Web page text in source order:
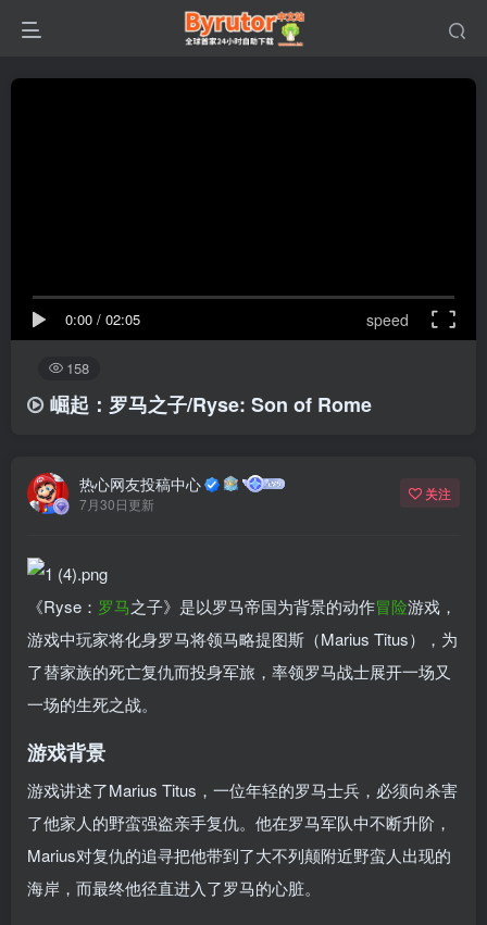
0:00 / 02:05 speed
158
崛起：罗马之子/Ryse: Son of Rome
热心网友投稿中心
7月30日更新
关注
《Ryse： 罗马之子》是以罗马帝国为背景的动作冒险游戏，
游戏中玩家将化身罗马将领马略提图斯（Marius Titus），为
了替家族的死亡复仇而投身军旅，率领罗马战士展开一场又
一场的生死之战。
游戏背景
游戏讲述了Marius Titus，一位年轻的罗马士兵，必须向杀害
了他家人的野蛮强盗亲手复仇。他在罗马军队中不断升阶，
Marius对复仇的追寻把他带到了大不列颠附近野蛮人出现的
海岸，而最终他径直进入了罗马的心脏。